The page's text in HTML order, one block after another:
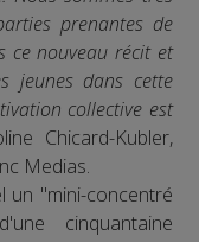
prenantes de
ce nouveau récit et
jeunes dans cette
collective est
Chicard-Kubler,
Medias.
un "mini-concentré
cinquantaine